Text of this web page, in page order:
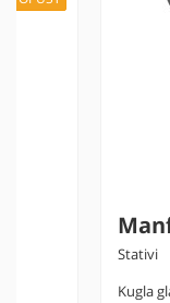
Kugla glava